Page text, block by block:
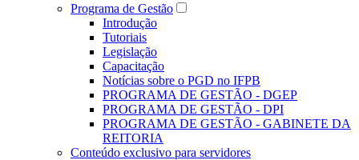
Programa de Gestão
Introdução
Tutoriais
Legislação
Capacitação
Notícias sobre o PGD no IFPB
PROGRAMA DE GESTÃO - DGEP
PROGRAMA DE GESTÃO - DPI
PROGRAMA DE GESTÃO - GABINETE DA
REITORIA
Conteúdo exclusivo para servidores